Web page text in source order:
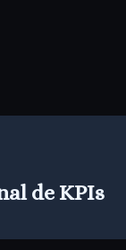
de KPIs